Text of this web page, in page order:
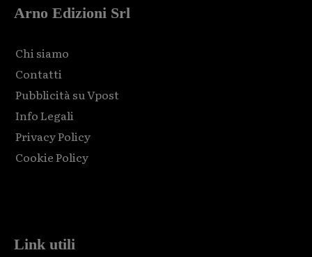
Arno Edizioni Srl
Chi siamo
Contatti
Pubblicità su Vpost
Info Legali
Privacy Policy
Cookie Policy
Link utili